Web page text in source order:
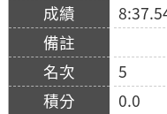
5
0.0